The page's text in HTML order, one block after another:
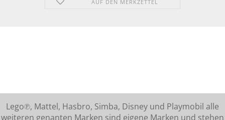
AUF DEN MERKZETTEL
Lego℗, Mattel, Hasbro, Simba, Disney und Playmobil alle
weiteren genanten Marken sind eigene Marken und stehen